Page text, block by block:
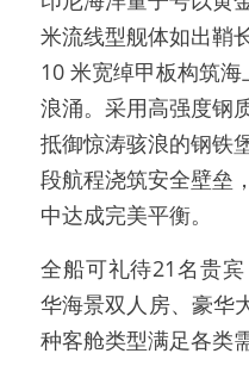
米流线型舰体如出鞘
10 米宽绰甲板构筑
浪涌。采用高强度钢
抵御惊涛骇浪的钢铁
段航程浇筑安全壁垒
中达成完美平衡。
全船可礼待21名贵
华海景双人房、豪华
种客舱类型满足各类需